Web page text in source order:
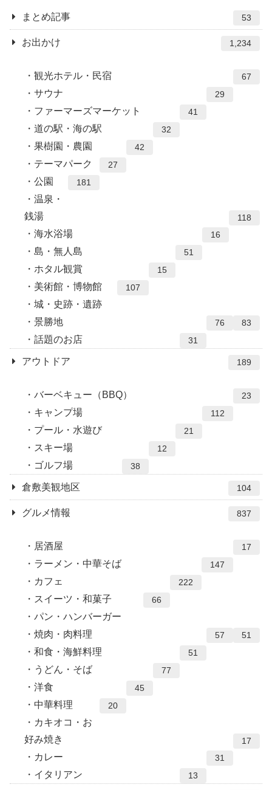
まとめ記事 53
お出かけ 1,234
観光ホテル・民宿 67
サウナ 29
ファーマーズマーケット 41
道の駅・海の駅 32
果樹園・農園 42
テーマパーク 27
公園 181
温泉・
銭湯
118
海水浴場 16
島・無人島 51
ホタル観賞 15
美術館・博物館 107
城・史跡・遺跡
83
景勝地 76
話題のお店 31
アウトドア 189
バーベキュー（BBQ） 23
キャンプ場 112
プール・水遊び 21
スキー場 12
ゴルフ場 38
倉敷美観地区 104
グルメ情報 837
居酒屋 17
ラーメン・中華そば 147
カフェ 222
スイーツ・和菓子 66
パン・ハンバーガー
51
焼肉・肉料理 57
和食・海鮮料理 51
うどん・そば 77
洋食 45
中華料理 20
カキオコ・お
好み焼き
17
カレー 31
イタリアン 13